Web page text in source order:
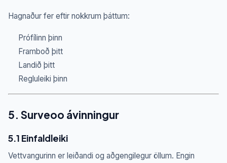
Hagnaður fer eftir nokkrum þáttum:
Prófílinn þinn
Framboð þitt
Landið þitt
Regluleiki þinn
5. Surveoo ávinningur
5.1 Einfaldleiki
Vettvangurinn er leiðandi og aðgengilegur öllum. Engin